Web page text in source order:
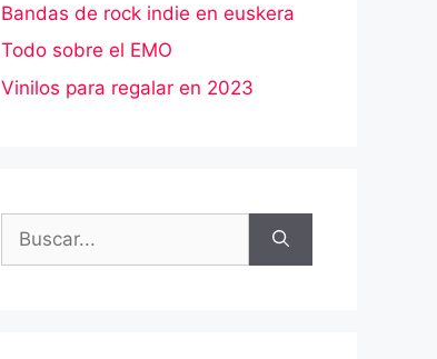
Bandas de rock indie en euskera
Todo sobre el EMO
Vinilos para regalar en 2023